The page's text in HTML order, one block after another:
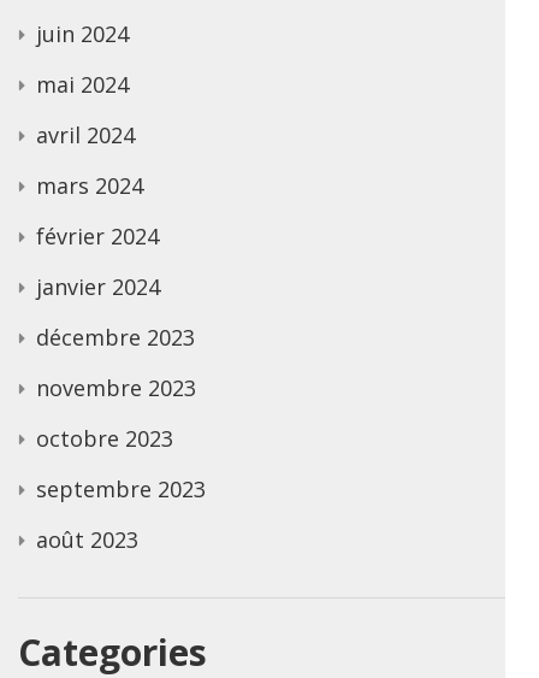
juin 2024
mai 2024
avril 2024
mars 2024
février 2024
janvier 2024
décembre 2023
novembre 2023
octobre 2023
septembre 2023
août 2023
Categories